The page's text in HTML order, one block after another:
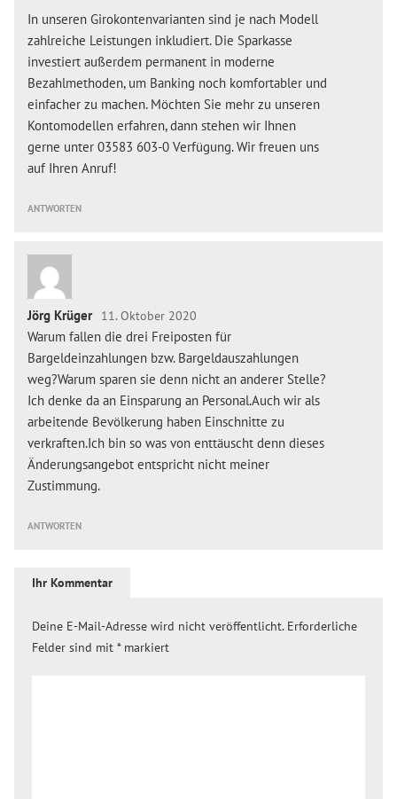
In unseren Girokontenvarianten sind je nach Modell
zahlreiche Leistungen inkludiert. Die Sparkasse
investiert außerdem permanent in moderne
Bezahlmethoden, um Banking noch komfortabler und
einfacher zu machen. Möchten Sie mehr zu unseren
Kontomodellen erfahren, dann stehen wir Ihnen
gerne unter 03583 603-0 Verfügung. Wir freuen uns
auf Ihren Anruf!
ANTWORTEN
Jörg Krüger 11. Oktober 2020
Warum fallen die drei Freiposten für
Bargeldeinzahlungen bzw. Bargeldauszahlungen
weg?Warum sparen sie denn nicht an anderer Stelle?
Ich denke da an Einsparung an Personal.Auch wir als
arbeitende Bevölkerung haben Einschnitte zu
verkraften.Ich bin so was von enttäuscht denn dieses
Änderungsangebot entspricht nicht meiner
Zustimmung.
ANTWORTEN
Ihr Kommentar
Deine E-Mail-Adresse wird nicht veröffentlicht. Erforderliche
Felder sind mit *markiert